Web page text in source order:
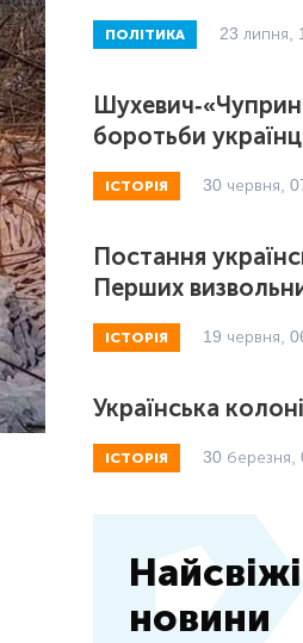
ПОЛІТИКА 23 липня,
Шухевич-
боротьби
ІСТОРІЯ 30 червня,
Постання
Перших
ІСТОРІЯ 19 червня,
Українська
ІСТОРІЯ 30 березня,
новини